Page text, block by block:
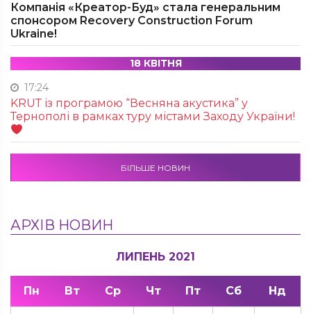
Компанія «Креатор-Буд» стала генеральним
спонсором Recovery Construction Forum
Ukraine!
18 КВІТНЯ
17:24
KRUТ із програмою “Весняна акустика” у
Тернополі в рамках туру містами Заходу України!
БІЛЬШЕ НОВИН
АРХІВ НОВИН
ЛИПЕНЬ 2021
Пн Вт Ср Чт Пт Сб Нд